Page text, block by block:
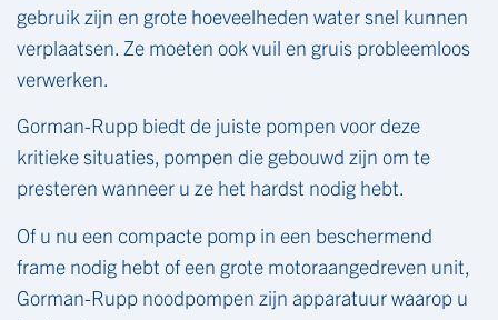
gebruik zijn en grote hoeveelheden water snel kunnen
verplaatsen. Ze moeten ook vuil en gruis probleemloos
verwerken.
Gorman-Rupp biedt de juiste pompen voor deze
kritieke situaties, pompen die gebouwd zijn om te
presteren wanneer u ze het hardst nodig hebt.
Of u nu een compacte pomp in een beschermend
frame nodig hebt of een grote motoraangedreven unit,
Gorman-Rupp noodpompen zijn apparatuur waarop u